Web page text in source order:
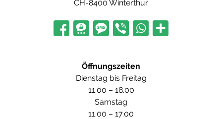
CH-8400 Winterthur
Öffnungszeiten
Dienstag bis Freitag
11.00 – 18.00
Samstag
11.00 – 17.00